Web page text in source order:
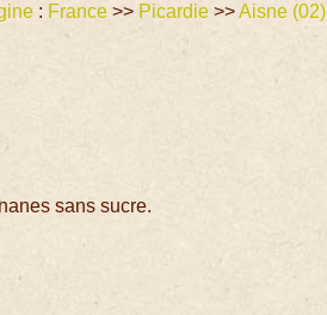
: France >> Picardie >>Aisne (02)
sans sucre.